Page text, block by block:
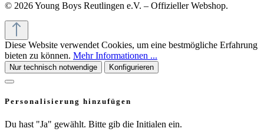
© 2026 Young Boys Reutlingen e.V. – Offizieller Webshop.
Diese Website verwendet Cookies, um eine bestmögliche Erfahrung
bieten zu können. Mehr Informationen ...
Nur technisch notwendige Konfigurieren
Personalisierung hinzufügen
Du hast "Ja" gewählt. Bitte gib die Initialen ein.